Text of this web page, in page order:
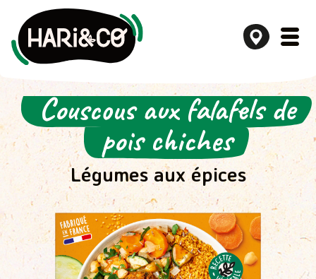
Aller
contenuCouscous aux falafels de
pois chiches
Légumes aux épices